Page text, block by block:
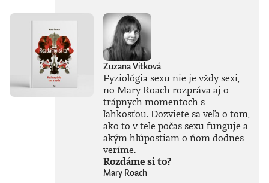
lodiarstva.Britský
historik a komik
Paul Coulter si
posvietil na kľúčové
postavy a udalosti
posledných dvoch
tisícročí. Za
nablýskanou
fasádou moci a
egom božských
rozmerov – či išlo o
Kleopatru, alebo o
tragédiu Titanicu –
sa totiž často
skrývali až príliš
Zuzana Vitková
Fyziológia sexu nie je vždy sexi,
no Mary Roach rozpráva aj o
trápnych momentoch s
ľahkosťou. Dozviete sa veľa o tom,
ako to v tele počas sexu funguje a
akým hlúpostiam o ňom dodnes
veríme.
Rozdáme si to?
Mary Roach